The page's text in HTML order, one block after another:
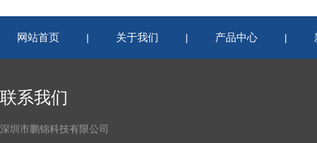
网站首页 | 关于我们 | 产品中心 |
联系我们
深圳市鹏锦科技有限公司